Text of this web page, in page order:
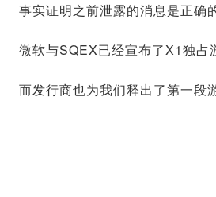
事实证明之前泄露的消息是正确
微软与SQEX已经宣布了X1独占
而发行商也为我们释出了第一段